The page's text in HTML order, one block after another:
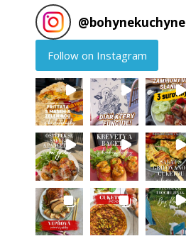
@bohynekuchyne
Follow on Instagram